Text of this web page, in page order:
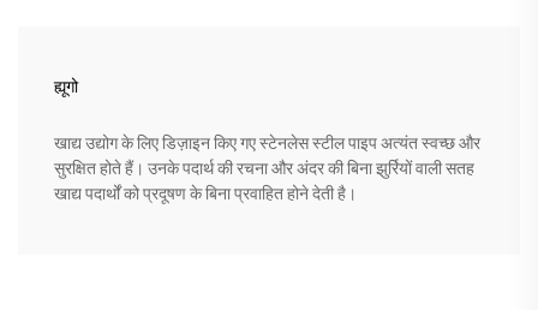
ह्यूगो
खाद्य उद्योग के लिए डिज़ाइन किए गए स्टेनलेस स्टील पाइप अत्यंत स्वच्छ और
सुरक्षित होते हैं। उनके पदार्थ की रचना और अंदर की बिना झुर्रियों वाली सतह
खाद्य पदार्थों को प्रदूषण के बिना प्रवाहित होने देती है।